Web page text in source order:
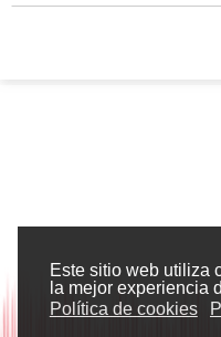
Este sitio web utiliza
la mejor experiencia
Política de cookies